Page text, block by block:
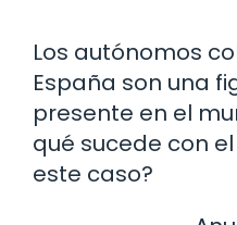
Los autónomos
España son una
presente en el
qué sucede con
este caso?